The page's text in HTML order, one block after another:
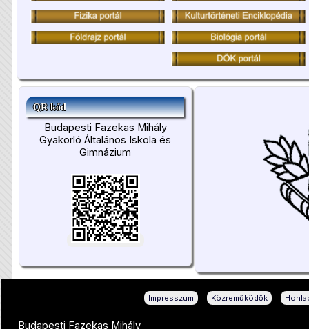
QR kód
Budapesti Fazekas Mihály
Gyakorló Általános Iskola és
Gimnázium
Impresszum Közreműködők
Budapesti Fazekas Mihály